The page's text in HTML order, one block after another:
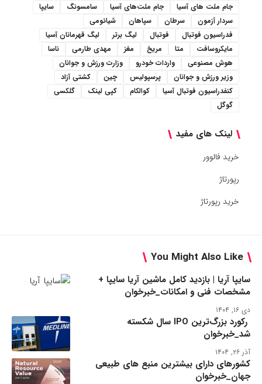
جام ملت های آسیا
جام ملت‌های آسیا سامسونگ
سایپا
سردار آزمون
سرطان سپاهان
شیائومی
فدراسیون فوتبال
فوتبال لیگ برتر
لیگ قهرمانان آسیا
مایکروسافت
متا مریخ مغز مهدی طارمی
ناسا
هوش مصنوعی
واردات خودرو
وزارت ورزش و جوانان
وزیر ورزش و جوانان
پرسپولیس چین
کشتی آزاد
کنفدراسیون فوتبال آسیا
کوالکام کپی لینک
گلکسی
گوگل
لینک های مفید
خرید فالوور
رپورتاژ
خرید رپورتاژ
You Might Also Like
سایپا آریا | بازدید کامل ماشین آریا سایپا +
مشخصات فنی و امکانات_خبرخوان
دی ۱۶, ۱۴۰۴
رکورد بزرگ‌ترین IPO سال شکسته
شد_خبرخوان
آذر ۲۶, ۱۴۰۴
کشورهای دارای بیشترین منبع های طبیعی
جهان_خبرخوان